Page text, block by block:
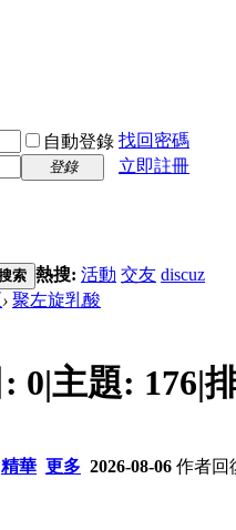
自動登錄 找回密碼
登錄
立即註冊
索 熱搜: 活動 交友 discuz
› 聚左旋乳酸
0|主題: 176|
精華 更多 2026-08-06 作者回